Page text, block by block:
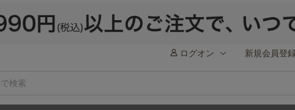
ログオン 新規会員登録